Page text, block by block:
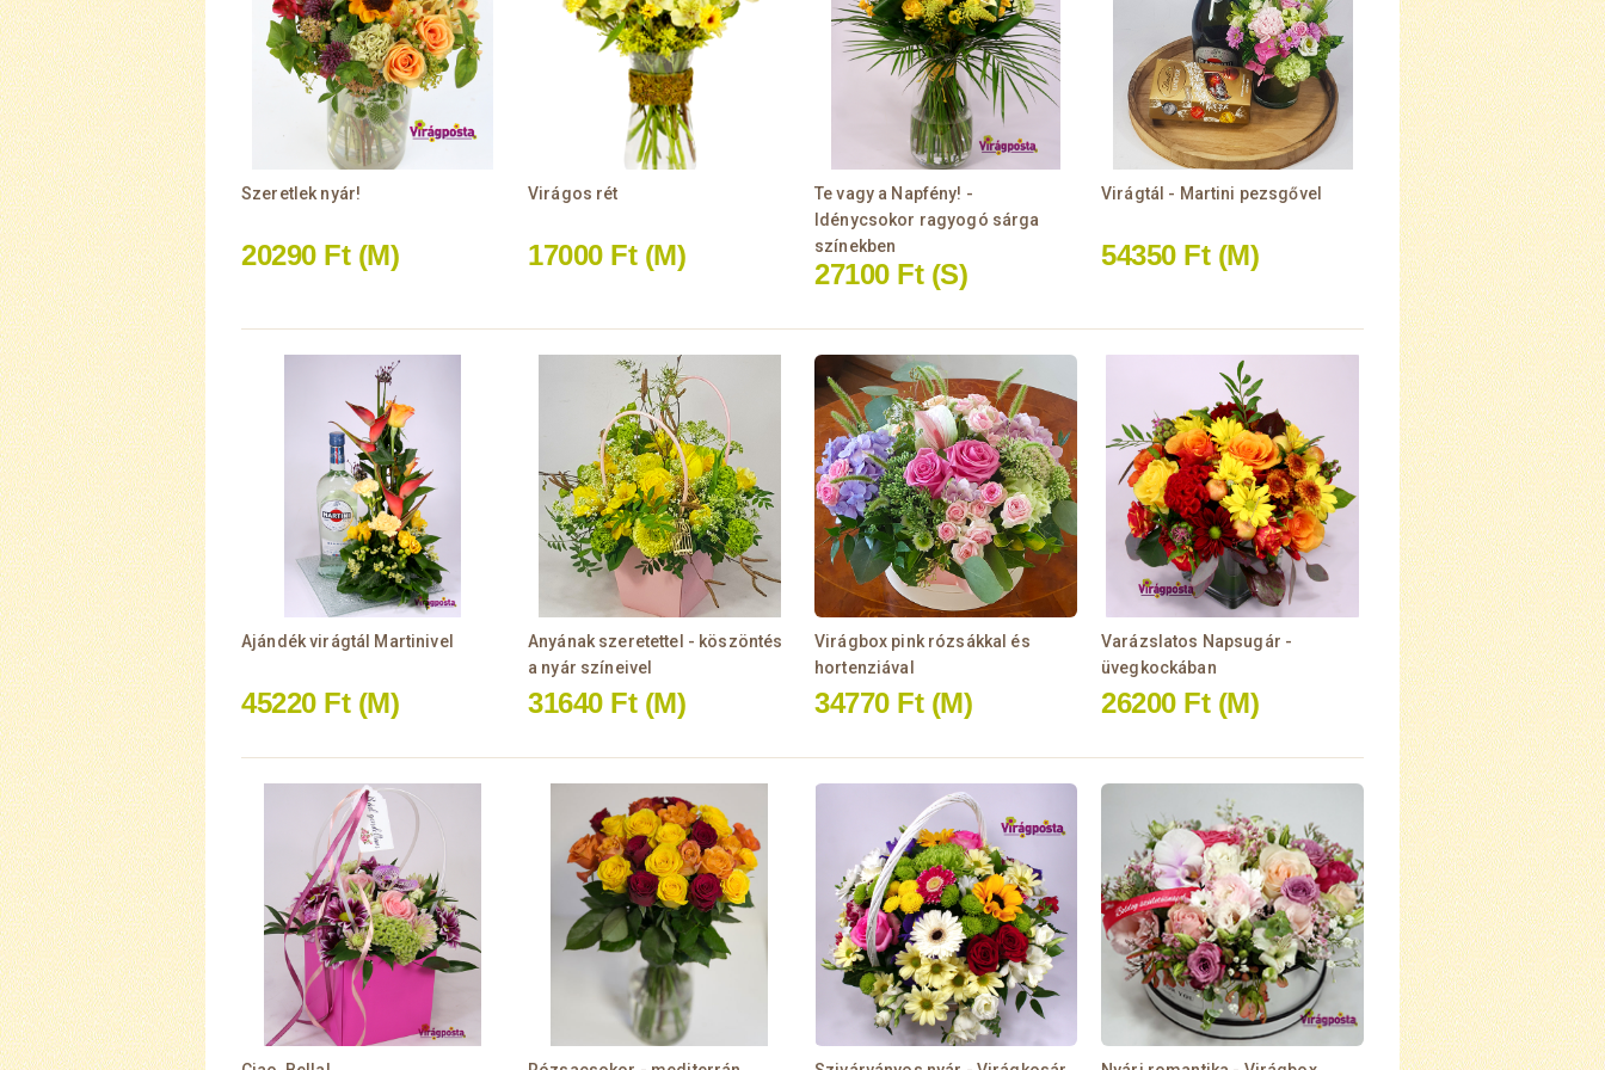
Szeretlek nyár!
20290 Ft (M)
Virágos rét
17000 Ft (M)
Te vagy a Napfény! -
Idénycsokor ragyogó sárga
színekben
27100 Ft (S)
Virágtál - Martini pezsgővel
54350 Ft (M)
Ajándék virágtál Martinivel
45220 Ft (M)
Anyának szeretettel - köszöntés
a nyár színeivel
31640 Ft (M)
Virágbox pink rózsákkal és
hortenziával
34770 Ft (M)
Varázslatos Napsugár -
üvegkockában
26200 Ft (M)